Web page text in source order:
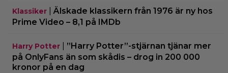
Klassiker |Älskade klassikern från 1976 är ny hos
Prime Video – 8,1 på IMDb
Harry Potter
”Harry Potter”-stjärnan tjänar mer
på OnlyFans än som skådis – drog in 200 000
kronor på en dag